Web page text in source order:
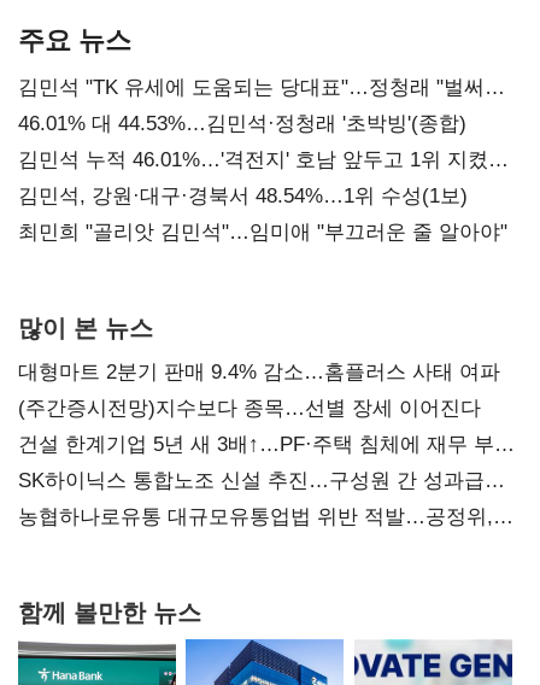
주요 뉴스
김민석 "TK 유세에 도움되는 당대표"…정청래 "벌써
대표된 양 당직 배분"
46.01% 대 44.53%…김민석·정청래 '초박빙'(종합)
김민석 누적 46.01%…'격전지' 호남 앞두고 1위 지켰다
(2보)
김민석, 강원·대구·경북서 48.54%…1위 수성(1보)
최민희 "골리앗 김민석"…임미애 "부끄러운 줄 알아야"
많이 본 뉴스
대형마트 2분기 판매 9.4% 감소…홈플러스 사태 여파
(주간증시전망)지수보다 종목…선별 장세 이어진다
건설 한계기업 5년 새 3배↑…PF·주택 침체에 재무 부담
확대
SK하이닉스 통합노조 신설 추진…구성원 간 성과급
불만 확산
농협하나로유통 대규모유통업법 위반 적발…공정위,
함께 볼만한 뉴스